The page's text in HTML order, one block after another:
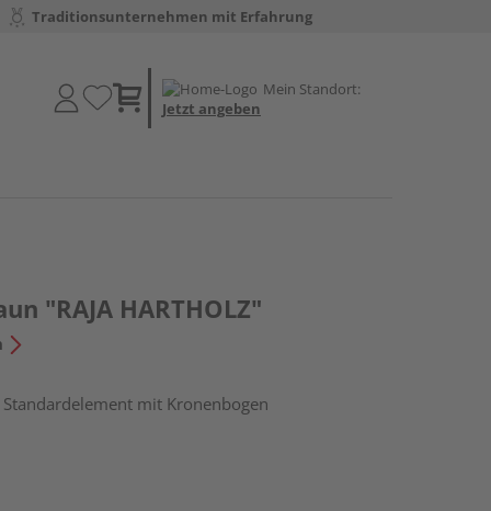
Traditionsunternehmen mit Erfahrung
Mein Standort:
Jetzt angeben
"RAJA HARTHOLZ"
mit Kronenbogen